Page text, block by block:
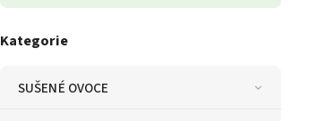
Kategorie
SUŠENÉ OVOCE